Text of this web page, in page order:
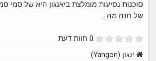
סוכנות נסיעות מומלצת ביאנגון היא של סמי
של חנה מה...
ינגון (Yangon)